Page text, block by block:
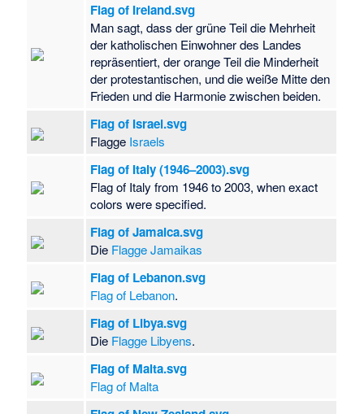
Flag of Ireland.svg
Man sagt, dass der grüne Teil die Mehrheit
der katholischen Einwohner des Landes
repräsentiert, der orange Teil die Minderheit
der protestantischen, und die weiße Mitte den
Frieden und die Harmonie zwischen beiden.
Flag of Israel.svg
Flagge Israels
Flag of Italy (1946–2003).svg
Flag of Italy from 1946 to 2003, when exact
colors were specified.
Flag of Jamaica.svg
Die Flagge Jamaikas
Flag of Lebanon.svg
Flag of Lebanon.
Flag of Libya.svg
Die Flagge Libyens.
Flag of Malta.svg
Flag of Malta